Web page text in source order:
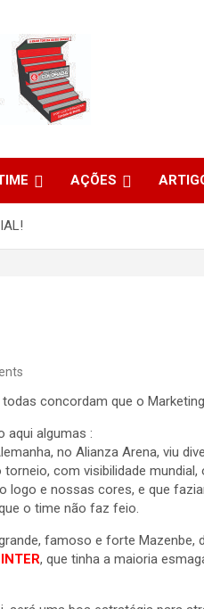
AÇÕES
concordam que o
aqui algumas :
no Alianza Arena, viu
com visibilidade mundial,
logo e nossas cores, e que
o time não faz feio.
famoso e forte Mazenbe,
INTER, que tinha a maioria